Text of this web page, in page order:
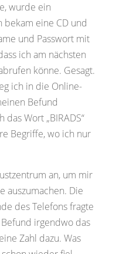
wurde ein
bekam eine CD und
und Passwort mit
ich am nächsten
könne. Gesagt.
ich in die Online-
Befund
Wort „BIRADS“
Begriffe, wo ich nur
an, um mir
auszumachen. Die
des Telefons fragte
irgendwo das
Zahl dazu. Was